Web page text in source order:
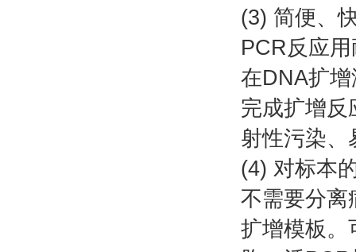
(3) 简便、
PCR反应
在DNA扩
完成扩增反
射性污染、
(4) 对标本
不需要分离
扩增模板。